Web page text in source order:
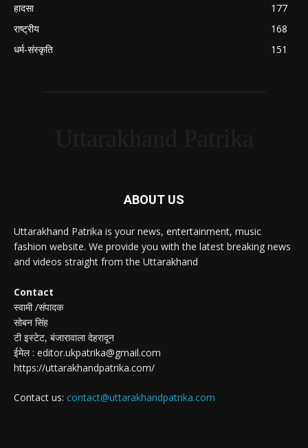
हादसा
177
राष्ट्रीय
168
धर्म-संस्कृति
151
ABOUT US
Uttarakhand Patrika is your news, entertainment, music
fashion website. We provide you with the latest breaking news
and videos straight from the Uttarakhand
Contact
स्वामी /संपादक
सोबन सिंह
टी इस्टेट, बंजारावाला देहरादून
ईमेल : editor.ukpatrika@gmail.com
https://uttarakhandpatrika.com/
Contact us: contact@uttarakhandpatrika.com